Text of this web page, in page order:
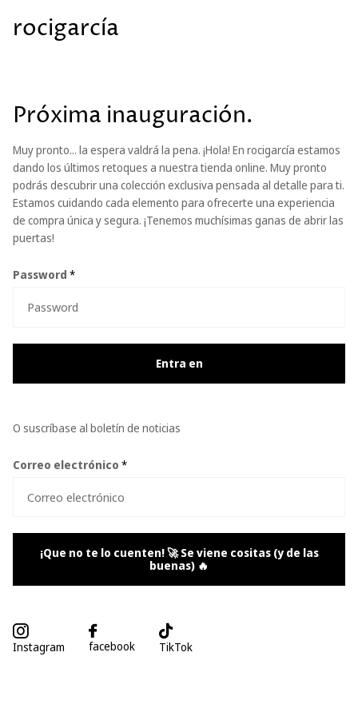
rocigarcía
Próxima inauguración.
Muy pronto... la espera valdrá la pena. ¡Hola! En rocigarcía estamos
dando los últimos retoques a nuestra tienda online. Muy pronto
podrás descubrir una colección exclusiva pensada al detalle para ti.
Estamos cuidando cada elemento para ofrecerte una experiencia
de compra única y segura. ¡Tenemos muchísimas ganas de abrir las
puertas!
Password *
Entra en
O suscríbase al boletín de noticias
Correo electrónico *
¡Que no te lo cuenten! 🚀 Se viene cositas (y de las
buenas) 🔥
Instagram facebook TikTok